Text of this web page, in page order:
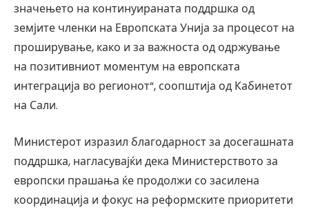
значењето на континуираната поддршка од
земјите членки на Европската Унија за процесот на
проширување, како и за важноста од одржување
на позитивниот моментум на европската
интеграција во регионот“, соопштија од Кабинетот
на Сали.
Министерот изразил благодарност за досегашната
поддршка, нагласувајќи дека Министерството за
европски прашања ќе продолжи со засилена
координација и фокус на реформските приоритети